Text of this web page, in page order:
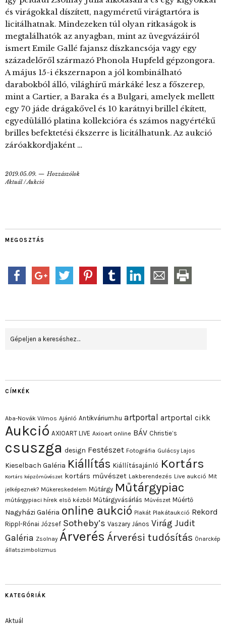
és virágokkal díszített, nagyméretű virágtartóra is
licitálhatnak. Mindezeken túl olyan ritkaságok is
megtalálhatók az anyagban, mint az üvegvázáiról
ismert Emile Gallé fajansz díszkancsója vagy egy
századelőről származó Phonola Hupfeld gépzongora.
A május 15-i ékszernapon a jól kombinálható
darabokból álló, világhírű márkáké lesz a főszerep,
mint a Cartier, a Baraka és a Bulgari, amelyek mellett
egy 70 jáde drágakővel és 10 karátnyi brillel ékített,
egyedülálló platina kollekcióra és számos nagyértékű
brilles befektetési ékszerre is licitálhatunk. Az aukció
záróakkordjaként …
2019.05.09.
Hozzászólok
Aktuál/Aukció
MEGOSZTÁS
CÍMKÉK
Aba-Novák Vilmos Ajánló Antikvárium.hu artportal artportal cikk
Aukció AXIOART LIVE Axioart online BÁV Christie’s
csuszga design Festészet Fotográfia Gulácsy Lajos
Kieselbach Galéria Kiállítás Kiállításajánló Kortárs
Kortárs képzőművészet kortárs művészet Lakberendezés Live aukció Mit
jelképeznek? Műkereskedelem Műtárgy Műtárgypiac
műtárgypiaci hírek első kézből Műtárgyvásárlás Művészet Műértő
Nagyházi Galéria online aukció Plakát Plakátaukció Rekord
Rippl-Rónai József Sotheby’s Vaszary János Virág Judit
Galéria Zsolnay Árverés Árverési tudósítás Önarckép
állatszimbolizmus
KATEGÓRIÁK
Aktuál